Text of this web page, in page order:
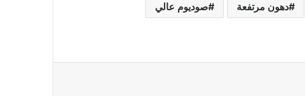
دهون مرتفعة صوديوم عالي